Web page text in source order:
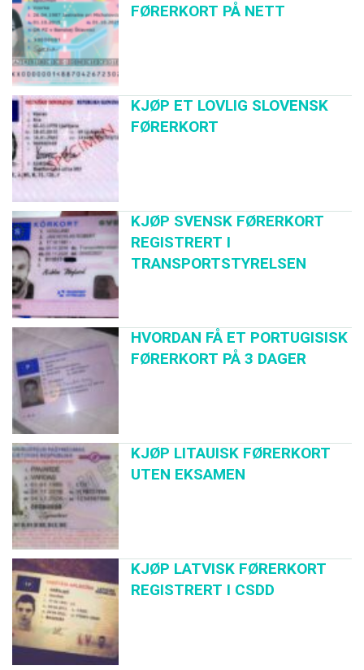
FØRERKORT PÅ NETT
KJØP ET LOVLIG SLOVENSK
FØRERKORT
KJØP SVENSK FØRERKORT
REGISTRERT I
TRANSPORTSTYRELSEN
HVORDAN FÅ ET PORTUGISISK
FØRERKORT PÅ 3 DAGER
KJØP LITAUISK FØRERKORT
UTEN EKSAMEN
KJØP LATVISK FØRERKORT
REGISTRERT I CSDD